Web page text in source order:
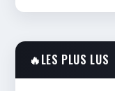
🔥LES PLUS LUS